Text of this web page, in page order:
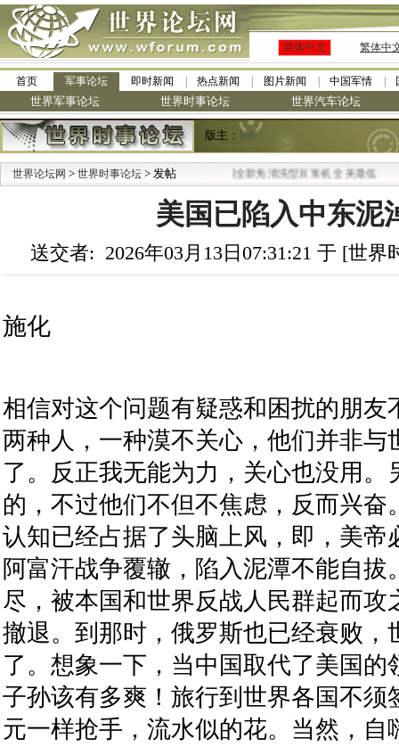
简体中文 繁体中
首页 军事论坛 即时新闻 热点新闻 图片新闻 中国军情
世界军事论坛 世界时事论坛 世界汽车论坛
版主： bob
世界论坛网 > 世界时事论坛 > 发帖
·九阳全新免清洗型豆浆机 全美最低
美国已陷入中东泥
送交者: 2026年03月13日07:31:21 于 [世
施化
相信对这个问题有疑惑和困扰的朋友
两种人，一种漠不关心，他们并非与
了。反正我无能为力，关心也没用。
的，不过他们不但不焦虑，反而兴奋
认知已经占据了头脑上风，即，美帝
阿富汗战争覆辙，陷入泥潭不能自拔
尽，被本国和世界反战人民群起而攻
撤退。到那时，俄罗斯也已经衰败，
了。想象一下，当中国取代了美国的
子孙该有多爽！旅行到世界各国不须
元一样抢手，流水似的花。当然，自